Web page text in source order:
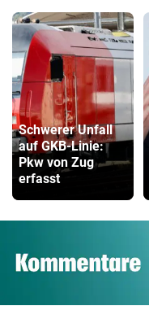
Schwerer Unfall
auf GKB-Linie:
Pkw von Zug
erfasst